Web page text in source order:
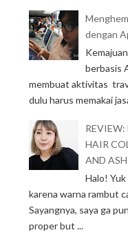
dengan
berbasis
membuat aktivitas
dulu harus memakai
HAIR
AND
Halo!
karena warna rambut
Sayangnya, saya ga
proper but ...